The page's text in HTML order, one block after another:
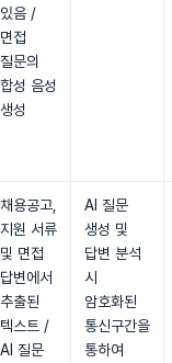
있음 /
면접
질문의
합성 음성
생성
채용공고,
지원 서류
및 면접
답변에서
추출된
텍스트 /
AI 질문
AI 질문
생성 및
답변 분석
시
암호화된
통신구간을
통하여